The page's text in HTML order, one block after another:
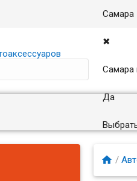
Самара
✖
Самара
Да
в Самаре
 /